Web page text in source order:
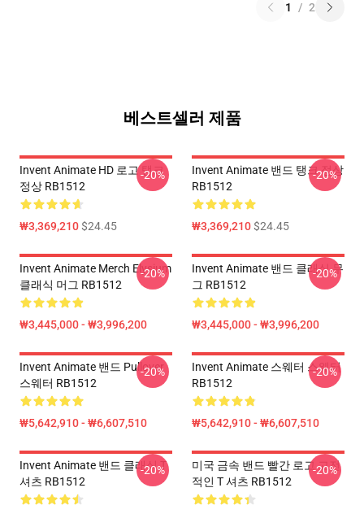
1 / 2
베스트셀러 제품
Invent Animate HD 로고 탱크
정상 RB1512
₩3,369,210$24.45
-20%
Invent Animate 밴드 탱크 정상
RB1512
₩3,369,210$24.45
-20%
Invent Animate Merch Elysium
클래식 머그 RB1512
₩3,445,000 - ₩3,996,200
-20%
Invent Animate 밴드 클래식 무
그 RB1512
₩3,445,000 - ₩3,996,200
-20%
Invent Animate 밴드 Pullover
스웨터 RB1512
₩5,642,910 - ₩6,607,510
-20%
Invent Animate 스웨터 스웨터
RB1512
₩5,642,910 - ₩6,607,510
-20%
Invent Animate 밴드 클래식 T
셔츠 RB1512
-20%
미국 금속 밴드 빨간 로고 고전
적인 T 셔츠 RB1512
-20%